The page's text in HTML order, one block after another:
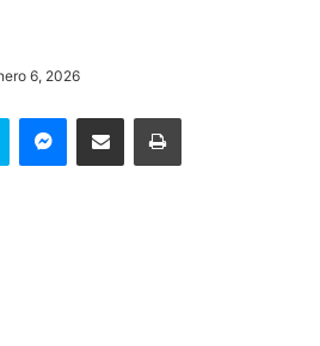
6, 2026
Skype MessengerCompartir por correo electrónicoImprimir